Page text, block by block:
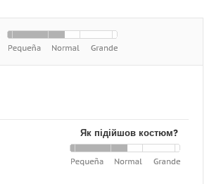
Як підійшов костюм?